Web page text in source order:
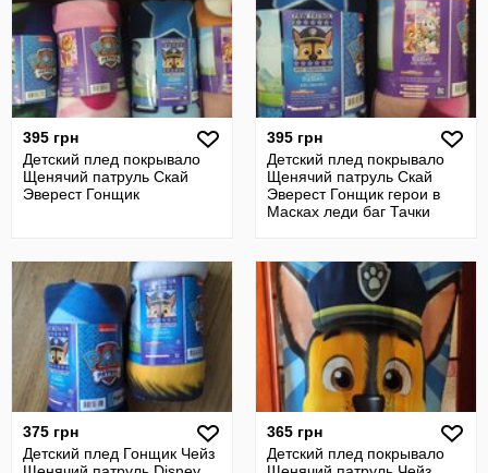
395 грн
Детский плед покрывало
Щенячий патруль Скай
Эверест Гонщик
395 грн
Детский плед покрывало
Щенячий патруль Скай
Эверест Гонщик герои в
Масках леди баг Тачки
375 грн
Детский плед Гонщик Чейз
365 грн
Детский плед покрывало